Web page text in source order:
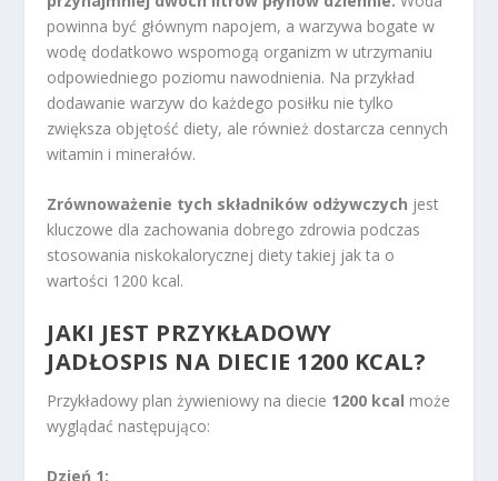
powinna być głównym napojem, a warzywa bogate w
wodę dodatkowo wspomogą organizm w utrzymaniu
odpowiedniego poziomu nawodnienia. Na przykład
dodawanie warzyw do każdego posiłku nie tylko
zwiększa objętość diety, ale również dostarcza cennych
witamin i minerałów.
Zrównoważenie tych składników odżywczych jest
kluczowe dla zachowania dobrego zdrowia podczas
stosowania niskokalorycznej diety takiej jak ta o
wartości 1200 kcal.
JAKI JEST PRZYKŁADOWY
JADŁOSPIS NA DIECIE 1200 KCAL?
Przykładowy plan żywieniowy na diecie 1200 kcal może
wyglądać następująco:
Dzień 1: